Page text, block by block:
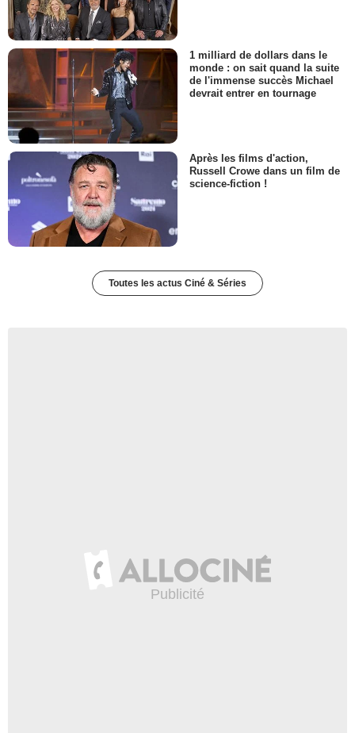
1 milliard de dollars dans le
monde : on sait quand la suite
de l'immense succès Michael
devrait entrer en tournage
Après les films d'action,
Russell Crowe dans un film de
science-fiction !
Toutes les actus Ciné & Séries